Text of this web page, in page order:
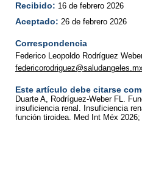
Recibido: 16 de febrero 2026
Aceptado: 26 de febrero 2026
Correspondencia
Federico Leopoldo Rodríguez
Este artículo debe citarse
Duarte A, Rodríguez-Weber FL.
insuficiencia renal. Insuficiencia
función tiroidea. Med Int Méx 2026;